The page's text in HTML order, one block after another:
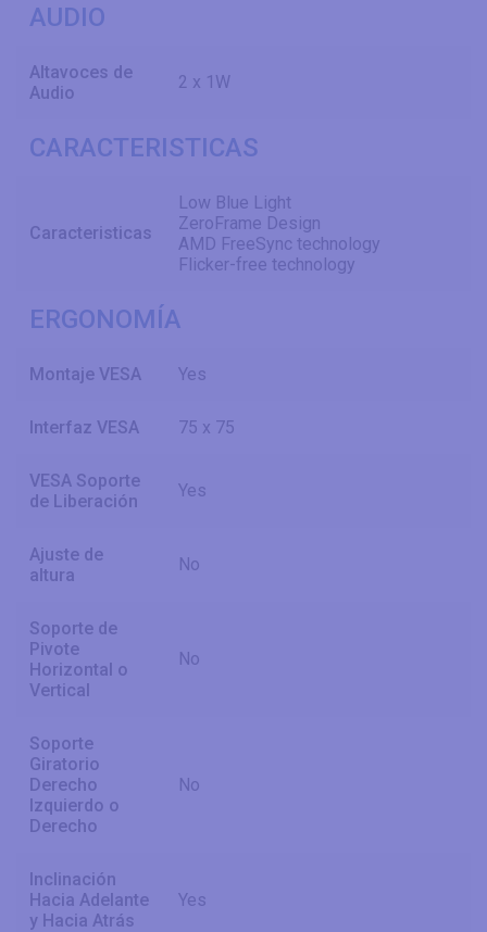
AUDIO
Altavoces de
Audio
2 x 1W
CARACTERISTICAS
Caracteristicas
Low Blue Light
ZeroFrame Design
AMD FreeSync technology
Flicker-free technology
ERGONOMÍA
Montaje VESA Yes
Interfaz VESA 75 x 75
VESA Soporte
de Liberación
Yes
Ajuste de
altura
No
Soporte de
Pivote
Horizontal o
Vertical
No
Soporte
Giratorio
Derecho
Izquierdo o
Derecho
No
Inclinación
Hacia Adelante
y Hacia Atrás
Yes